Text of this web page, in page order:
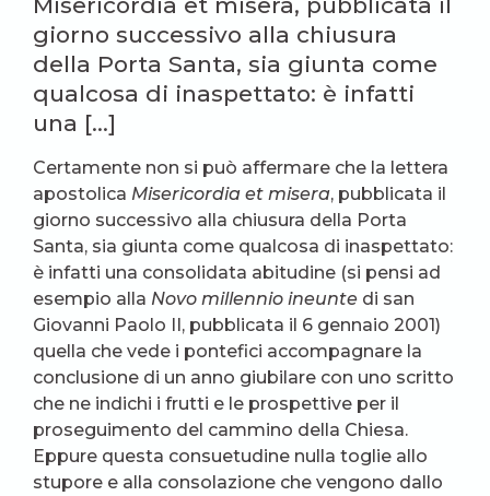
giorno successivo alla chiusura
della Porta Santa, sia giunta come
qualcosa di inaspettato: è infatti
una […]
Certamente non si può affermare che la lettera
apostolica Misericordia et misera, pubblicata il
giorno successivo alla chiusura della Porta
Santa, sia giunta come qualcosa di inaspettato:
è infatti una consolidata abitudine (si pensi ad
esempio alla Novo millennio ineunte di san
Giovanni Paolo II, pubblicata il 6 gennaio 2001)
quella che vede i pontefici accompagnare la
conclusione di un anno giubilare con uno scritto
che ne indichi i frutti e le prospettive per il
proseguimento del cammino della Chiesa.
Eppure questa consuetudine nulla toglie allo
stupore e alla consolazione che vengono dallo